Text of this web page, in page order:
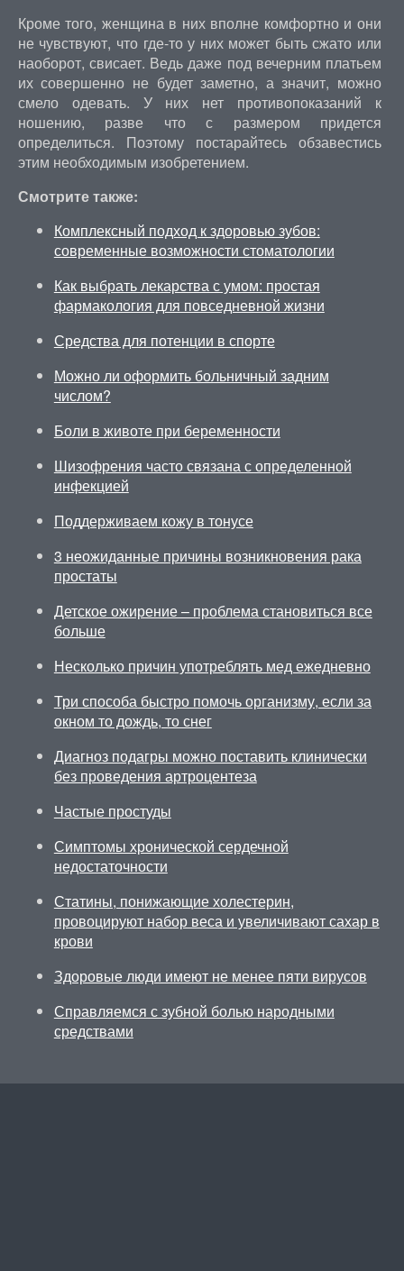
Кроме того, женщина в них вполне комфортно и они
не чувствуют, что где-то у них может быть сжато или
наоборот, свисает. Ведь даже под вечерним платьем
их совершенно не будет заметно, а значит, можно
смело одевать. У них нет противопоказаний к
ношению, разве что с размером придется
определиться. Поэтому постарайтесь обзавестись
этим необходимым изобретением.
Смотрите также:
Комплексный подход к здоровью зубов:
современные возможности стоматологии
Как выбрать лекарства с умом: простая
фармакология для повседневной жизни
Средства для потенции в спорте
Можно ли оформить больничный задним
числом?
Боли в животе при беременности
Шизофрения часто связана с определенной
инфекцией
Поддерживаем кожу в тонусе
3 неожиданные причины возникновения рака
простаты
Детское ожирение – проблема становиться все
больше
Несколько причин употреблять мед ежедневно
Три способа быстро помочь организму, если за
окном то дождь, то снег
Диагноз подагры можно поставить клинически
без проведения артроцентеза
Частые простуды
Симптомы хронической сердечной
недостаточности
Статины, понижающие холестерин,
провоцируют набор веса и увеличивают сахар в
крови
Здоровые люди имеют не менее пяти вирусов
Справляемся с зубной болью народными
средствами